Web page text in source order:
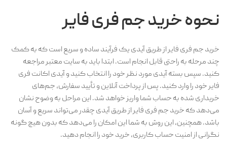
نحوه خرید جم فری فایر
خرید جم فری فایر از طریق آیدی یک فرآیند ساده و سریع است که به کمک
چند مرحله به راحتی قابل انجام است. ابتدا باید به سایت معتبر مراجعه
کنید. سپس بسته آیدی مورد نظر خود را انتخاب کنید و آیدی اکانت فری
فایر خود را وارد کنید. پس از پرداخت آنلاین و تأیید سفارش، جم‌های
خریداری شده به حساب شما واریز خواهد شد. این مراحل به وضوح نشان
می‌دهد که خرید جم فری فایر از طریق آیدی چقدر می‌تواند سریع و آسان
باشد. همچنین، این روش به شما این امکان را می‌دهد که بدون هیچ گونه
نگرانی از امنیت حساب کاربری، خرید خود را انجام دهید.